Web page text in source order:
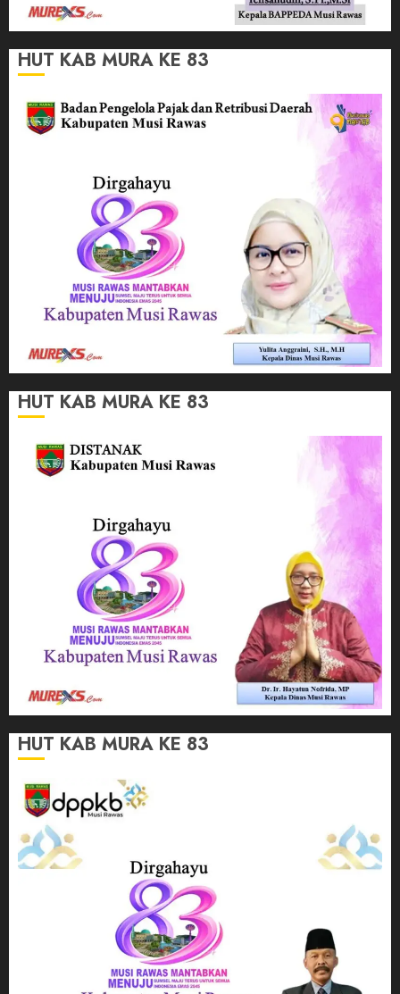
HUT KAB MURA KE 83
HUT KAB MURA KE 83
HUT KAB MURA KE 83